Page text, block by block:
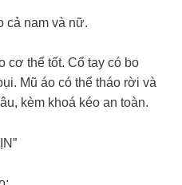
cả nam và nữ.
cơ thể tốt. Cổ tay có bo
Mũ áo có thể tháo rời và
kèm khoá kéo an toàn.